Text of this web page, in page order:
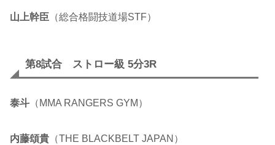
山上幹臣 （総合格闘技道場STF）
第8試合 ストロー級 5分3R
泰斗 （MMA RANGERS GYM）
内藤頌貴 （THE BLACKBELT JAPAN）